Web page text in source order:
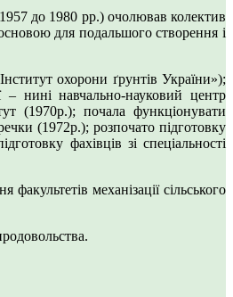
до 1980 рр.) очолював колектив
для подальшого створення і
охорони ґрунтів України»);
– нині навчально-науковий центр
(1970р.); почала функціонувати
(1972р.); розпочато підготовку
фахівців зі спеціальності
механізації сільського